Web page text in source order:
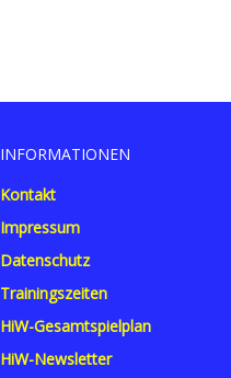
INFORMATIONEN
Kontakt
Impressum
Datenschutz
Trainingszeiten
HiW-Gesamtspielplan
HiW-Newsletter